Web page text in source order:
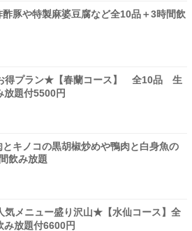
酢豚や特製麻婆豆腐など全10品＋3時間飲
得プラン★【春蘭コース】 全10品 生
放題付5500円
とキノコの黒胡椒炒めや鴨肉と白身魚の
飲み放題
気メニュー盛り沢山★【水仙コース】全
放題付6600円